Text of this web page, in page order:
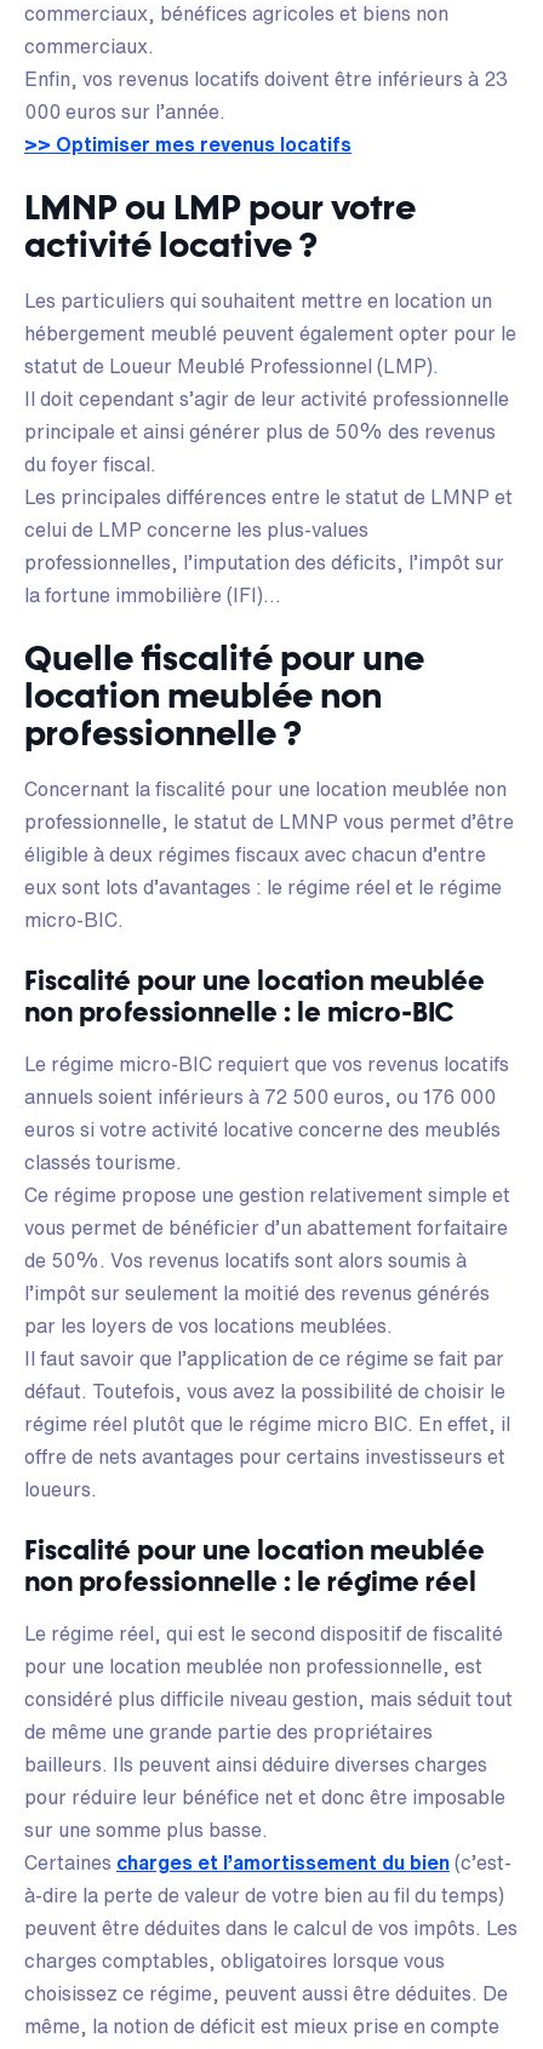
commerciaux, bénéfices agricoles et biens non
commerciaux.
Enfin, vos revenus locatifs doivent être inférieurs à 23
000 euros sur l’année.
>> Optimiser mes revenus locatifs
LMNP ou LMP pour votre
activité locative ?
Les particuliers qui souhaitent mettre en location un
hébergement meublé peuvent également opter pour le
statut de Loueur Meublé Professionnel (LMP).
Il doit cependant s’agir de leur activité professionnelle
principale et ainsi générer plus de 50% des revenus
du foyer fiscal.
Les principales différences entre le statut de LMNP et
celui de LMP concerne les plus-values
professionnelles, l’imputation des déficits, l’impôt sur
la fortune immobilière (IFI)…
Quelle fiscalité pour une
location meublée non
professionnelle ?
Concernant la fiscalité pour une location meublée non
professionnelle, le statut de LMNP vous permet d’être
éligible à deux régimes fiscaux avec chacun d’entre
eux sont lots d’avantages : le régime réel et le régime
micro-BIC.
Fiscalité pour une location meublée
non professionnelle : le micro-BIC
Le régime micro-BIC requiert que vos revenus locatifs
annuels soient inférieurs à 72 500 euros, ou 176 000
euros si votre activité locative concerne des meublés
classés tourisme.
Ce régime propose une gestion relativement simple et
vous permet de bénéficier d’un abattement forfaitaire
de 50%. Vos revenus locatifs sont alors soumis à
l’impôt sur seulement la moitié des revenus générés
par les loyers de vos locations meublées.
Il faut savoir que l’application de ce régime se fait par
défaut. Toutefois, vous avez la possibilité de choisir le
régime réel plutôt que le régime micro BIC. En effet, il
offre de nets avantages pour certains investisseurs et
loueurs.
Fiscalité pour une location meublée
non professionnelle : le régime réel
Le régime réel, qui est le second dispositif de fiscalité
pour une location meublée non professionnelle, est
considéré plus difficile niveau gestion, mais séduit tout
de même une grande partie des propriétaires
bailleurs. Ils peuvent ainsi déduire diverses charges
pour réduire leur bénéfice net et donc être imposable
sur une somme plus basse.
Certaines charges et l’amortissement du bien (c’est-
à-dire la perte de valeur de votre bien au fil du temps)
peuvent être déduites dans le calcul de vos impôts. Les
charges comptables, obligatoires lorsque vous
choisissez ce régime, peuvent aussi être déduites. De
même, la notion de déficit est mieux prise en compte